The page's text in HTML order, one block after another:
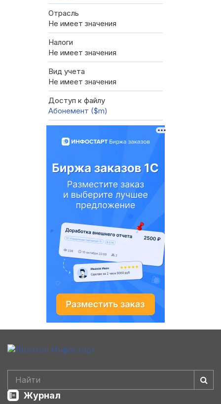
Отрасль
Не имеет значения
Налоги
Не имеет значения
Вид учета
Не имеет значения
Доступ к файлу
Абонемент ($m)
Журнал